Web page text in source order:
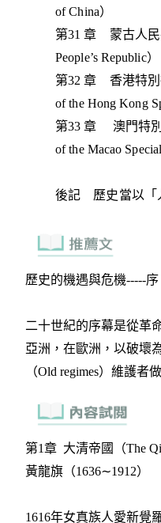
of China）
第31 章 蒙古人民
People’s Republic）
第32 章 香港特別
of the Hong Kong
第33 章 澳門特別
of the Macao
後記 歷史當以「